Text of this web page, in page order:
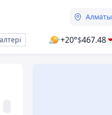
Алматы
+20°$467.48